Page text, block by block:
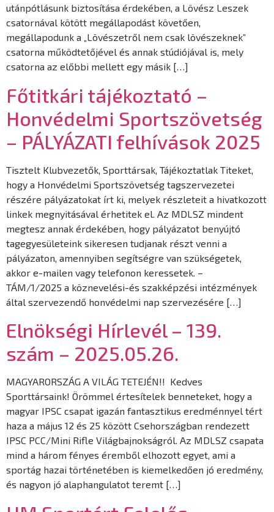
utánpótlásunk biztosítása érdekében, a Lövész Leszek
csatornával kötött megállapodást követően,
megállapodunk a „Lövészetről nem csak lövészeknek”
csatorna működtetőjével és annak stúdiójával is, mely
csatorna az előbbi mellett egy másik […]
Főtitkári tájékoztató –
Honvédelmi Sportszövetség
– PÁLYÁZATI felhívások 2025
Tisztelt Klubvezetők, Sporttársak, Tájékoztatlak Titeket,
hogy a Honvédelmi Sportszövetség tagszervezetei
részére pályázatokat írt ki, melyek részleteit a hivatkozott
linkek megnyitásával érhetitek el. Az MDLSZ mindent
megtesz annak érdekében, hogy pályázatot benyújtó
tagegyesületeink sikeresen tudjanak részt venni a
pályázaton, amennyiben segítségre van szükségetek,
akkor e-mailen vagy telefonon keressetek. –
TÁM/1/2025 a köznevelési-és szakképzési intézmények
által szervezendő honvédelmi nap szervezésére […]
Elnökségi Hírlevél – 139.
szám – 2025.05.26.
MAGYARORSZÁG A VILÁG TETEJÉN!! Kedves
Sporttársaink! Örömmel értesítelek benneteket, hogy a
magyar IPSC csapat igazán fantasztikus eredménnyel tért
haza a május 12 és 25 között Csehországban rendezett
IPSC PCC/Mini Rifle Világbajnokságról. Az MDLSZ csapata
mind a három fényes éremből elhozott egyet, ami a
sportág hazai történetében is kiemelkedően jó eredmény,
és nagyon jó alaphangulatot teremt […]